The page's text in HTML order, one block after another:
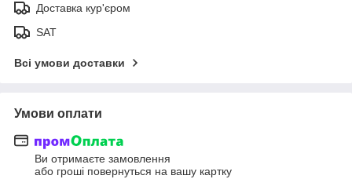
Доставка кур'єром
SAT
Всі умови доставки
Умови оплати
Ви отримаєте замовлення
або гроші повернуться на вашу картку